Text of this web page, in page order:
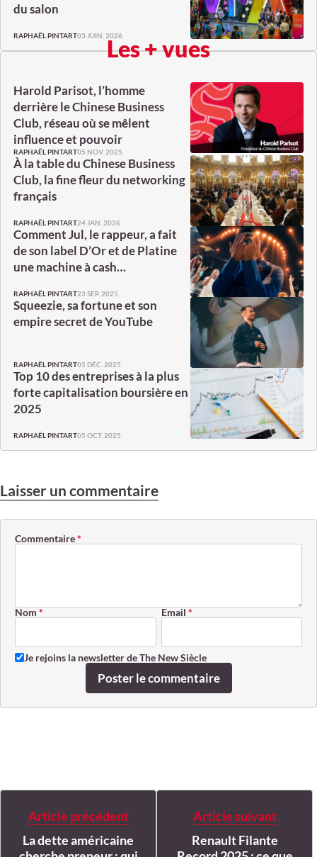
du salon
RAPHAËL PINTART03 JUIN. 2026Les + vues
Harold Parisot, l’homme
derrière le Chinese Business
Club, réseau où se mêlent
influence et pouvoir
RAPHAËL PINTART05 NOV. 2025
À la table du Chinese Business
Club, la fine fleur du networking
français
RAPHAËL PINTART24 JAN. 2026
Comment Jul, le rappeur, a fait
de son label D’Or et de Platine
une machine à cash…
RAPHAËL PINTART23 SEP. 2025
Squeezie, sa fortune et son
empire secret de YouTube
RAPHAËL PINTART05 DÉC. 2025
Top 10 des entreprises à la plus
forte capitalisation boursière en
2025
RAPHAËL PINTART05 OCT. 2025
Laisser un commentaire
Commentaire*
Nom * Email *
Je rejoins la newsletter de The New Siècle
Poster le commentaire
Article précédent
La dette américaine
Article suivant
Renault Filante